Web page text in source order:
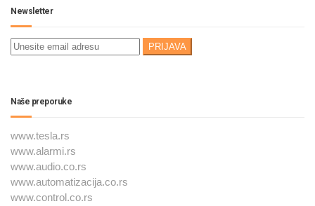
Newsletter
Naše preporuke
www.tesla.rs
www.alarmi.rs
www.audio.co.rs
www.automatizacija.co.rs
www.control.co.rs